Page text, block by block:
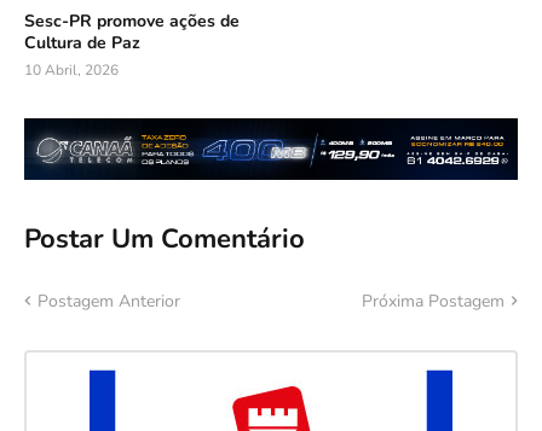
Sesc-PR promove ações de
Cultura de Paz
10 Abril, 2026
Postar Um Comentário
Postagem Anterior Próxima Postagem